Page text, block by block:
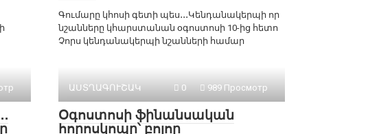
Գումարը կհոսի գետի պես․․․Կենդանակերպի որ
նշանները կհարստանան օգոստոսի 10-ից հետո
Չորս կենդանակերպի նշանների համար
ԱՍՏՂԱԳՈՒՇԱԿ 0 989 Просмотр
Օգոստոսի ֆինանսական
հորոսկոպը՝ բոլոր